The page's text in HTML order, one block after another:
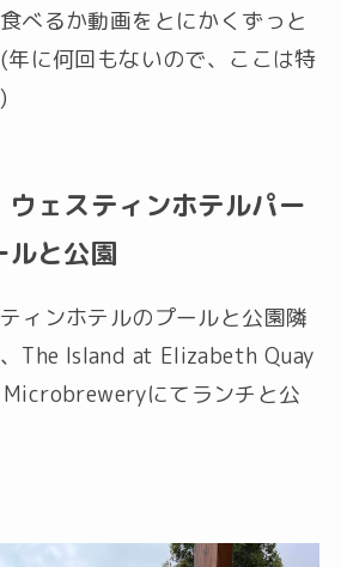
べるか動画をとにかくずっと
に何回もないので、ここは特
ウェスティンホテルパー
ルと公園
ィンホテルのプールと公園隣
The Island at Elizabeth Quay
にてランチと公